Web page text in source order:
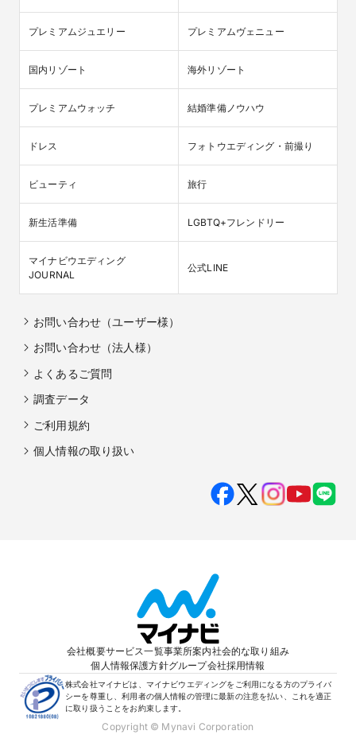
プレミアムジュエリー プレミアムヴェニュー
国内リゾート 海外リゾート
プレミアムウォッチ 結婚準備ノウハウ
ドレス フォトウエディング・前撮り
ビューティ 旅行
新生活準備 LGBTQ+フレンドリー
マイナビウエディング
JOURNAL
公式LINE
お問い合わせ（ユーザー様）
お問い合わせ（法人様）
よくあるご質問
調査データ
ご利用規約
個人情報の取り扱い
会社概要サービス一覧事業所案内社会的な取り組み
個人情報保護方針グループ会社採用情報
株式会社マイナビは、マイナビウエディングをご利用になる方のプライバ
シーを尊重し、利用者の個人情報の管理に最新の注意を払い、これを適正
に取り扱うことをお約束します。
Copyright © Mynavi Corporation